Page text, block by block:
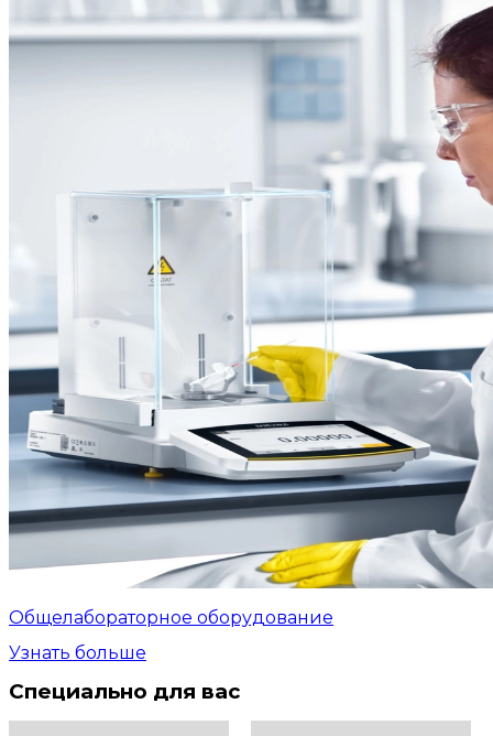
Общелабораторное оборудование
Узнать больше
Специально для вас